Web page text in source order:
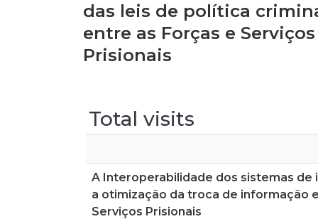
das leis de política
entre as Forças e
Prisionais
Total visits
A Interoperabilidade dos sistemas
a otimização da troca de informação
Serviços Prisionais